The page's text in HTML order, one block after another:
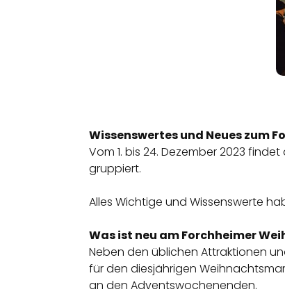
Wissenswertes und Neues zum
Vom 1. bis 24. Dezember 2023
gruppiert.
Alles Wichtige und Wissenswerte
Was ist neu am Forchheimer
Neben den üblichen Attraktionen
für den diesjährigen
an den Adventswochenenden.